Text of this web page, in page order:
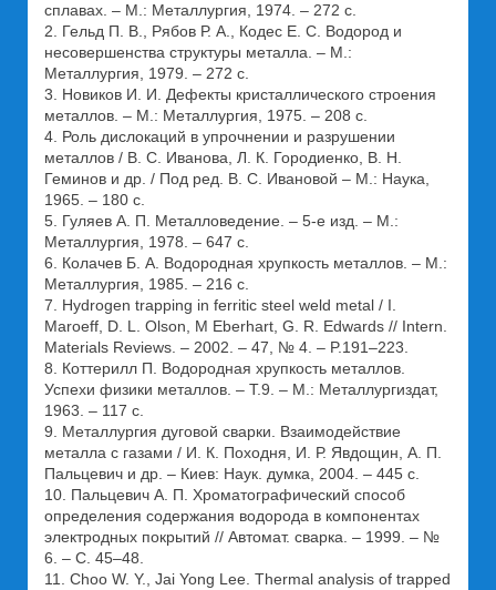
сплавах. – М.: Металлургия, 1974. – 272 с.
2. Гельд П. В., Рябов Р. А., Кодес Е. С. Водород и
несовершенства структуры металла. – М.:
Металлургия, 1979. – 272 с.
3. Новиков И. И. Дефекты кристаллического строения
металлов. – М.: Металлургия, 1975. – 208 с.
4. Роль дислокаций в упрочнении и разрушении
металлов / В. С. Иванова, Л. К. Городиенко, В. Н.
Геминов и др. / Под ред. В. С. Ивановой – М.: Наука,
1965. – 180 с.
5. Гуляев А. П. Металловедение. – 5-е изд. – М.:
Металлургия, 1978. – 647 с.
6. Колачев Б. А. Водородная хрупкость металлов. – М.:
Металлургия, 1985. – 216 с.
7. Hydrogen trapping in ferritic steel weld metal / I.
Maroeff, D. L. Olson, M Eberhart, G. R. Edwards // Intern.
Materials Reviews. – 2002. – 47, № 4. – P.191–223.
8. Коттерилл П. Водородная хрупкость металлов.
Успехи физики металлов. – Т.9. – М.: Металлургиздат,
1963. – 117 с.
9. Металлургия дуговой сварки. Взаимодействие
металла с газами / И. К. Походня, И. Р. Явдощин, А. П.
Пальцевич и др. – Киев: Наук. думка, 2004. – 445 с.
10. Пальцевич А. П. Хроматографический способ
определения содержания водорода в компонентах
электродных покрытий // Автомат. сварка. – 1999. – №
6. – С. 45–48.
11. Choo W. Y., Jai Yong Lee. Thermal analysis of trapped